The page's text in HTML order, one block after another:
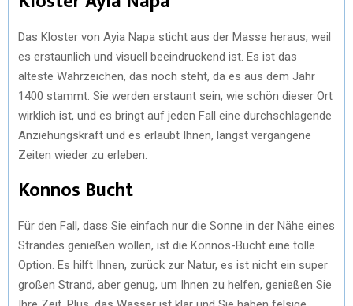
Das Kloster von Ayia Napa sticht aus der Masse heraus, weil
es erstaunlich und visuell beeindruckend ist. Es ist das
älteste Wahrzeichen, das noch steht, da es aus dem Jahr
1400 stammt. Sie werden erstaunt sein, wie schön dieser Ort
wirklich ist, und es bringt auf jeden Fall eine durchschlagende
Anziehungskraft und es erlaubt Ihnen, längst vergangene
Zeiten wieder zu erleben.
Konnos Bucht
Für den Fall, dass Sie einfach nur die Sonne in der Nähe eines
Strandes genießen wollen, ist die Konnos-Bucht eine tolle
Option. Es hilft Ihnen, zurück zur Natur, es ist nicht ein super
großen Strand, aber genug, um Ihnen zu helfen, genießen Sie